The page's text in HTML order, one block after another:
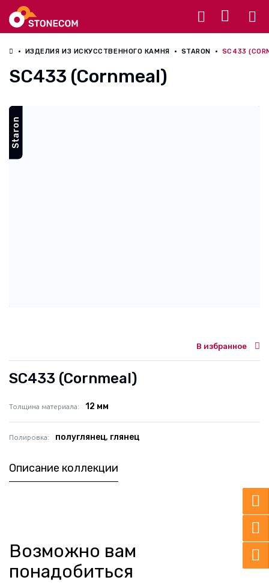
ИЗДЕЛИЯ ИЗ ИСКУССТВЕННОГО КАМНЯ STARON SC433
SC433 (Cornmeal)
Staron
В избранное
SC433 (Cornmeal)
Толщина материала 12 мм
Полировка полуглянец, глянец
Описание коллекции
Возможно вам
понадобиться